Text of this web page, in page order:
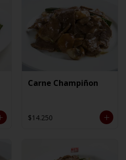
Carne Champiñon
$14.250